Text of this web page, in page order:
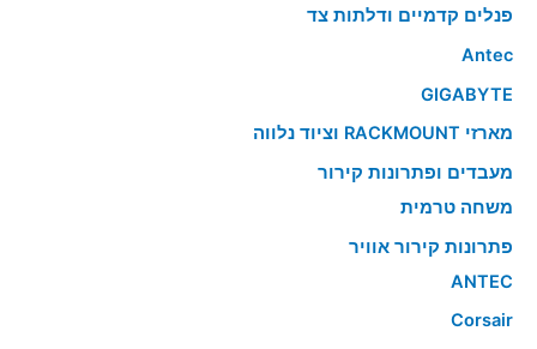
פנלים קדמיים ודלתות צד
Antec
GIGABYTE
מארזי RACKMOUNT וציוד נלווה
מעבדים ופתרונות קירור
משחה טרמית
פתרונות קירור אוויר
ANTEC
Corsair